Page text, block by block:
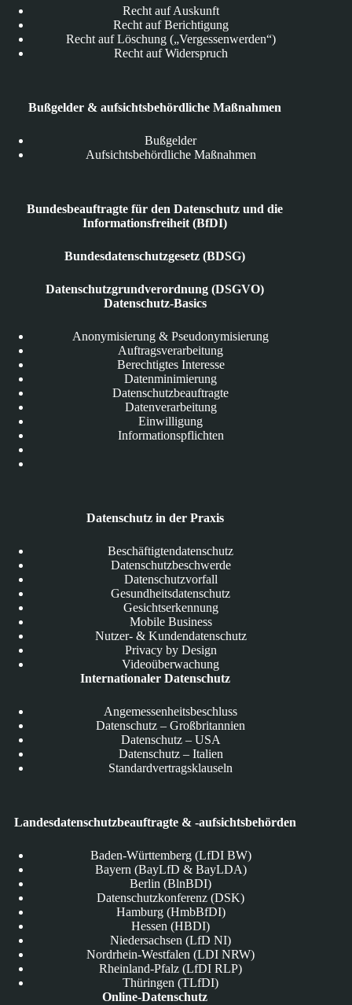
Recht auf Auskunft
Recht auf Berichtigung
Recht auf Löschung („Vergessenwerden“)
Recht auf Widerspruch
Bußgelder & aufsichtsbehördliche Maßnahmen
Bußgelder
Aufsichtsbehördliche Maßnahmen
Bundesbeauftragte für den Datenschutz und die
Informationsfreiheit (BfDI)
Bundesdatenschutzgesetz (BDSG)
Datenschutzgrundverordnung (DSGVO)
Datenschutz-Basics
Anonymisierung & Pseudonymisierung
Auftragsverarbeitung
Berechtigtes Interesse
Datenminimierung
Datenschutzbeauftragte
Datenverarbeitung
Einwilligung
Informationspflichten
Datenschutz in der Praxis
Beschäftigtendatenschutz
Datenschutzbeschwerde
Datenschutzvorfall
Gesundheitsdatenschutz
Gesichtserkennung
Mobile Business
Nutzer- & Kundendatenschutz
Privacy by Design
Videoüberwachung
Internationaler Datenschutz
Angemessenheitsbeschluss
Datenschutz – Großbritannien
Datenschutz – USA
Datenschutz – Italien
Standardvertragsklauseln
Landesdatenschutzbeauftragte & -aufsichtsbehörden
Baden-Württemberg (LfDI BW)
Bayern (BayLfD & BayLDA)
Berlin (BlnBDI)
Datenschutzkonferenz (DSK)
Hamburg (HmbBfDI)
Hessen (HBDI)
Niedersachsen (LfD NI)
Nordrhein-Westfalen (LDI NRW)
Rheinland-Pfalz (LfDI RLP)
Thüringen (TLfDI)
Online-Datenschutz